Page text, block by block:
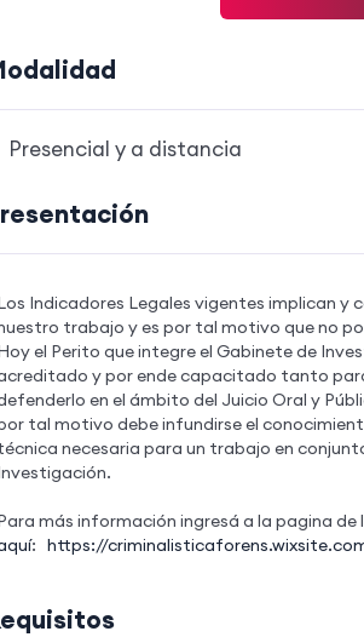
Presencial y a distancia
Indicadores Legales vigentes implican y
trabajo y es por tal motivo que no
el Perito que integre el Gabinete de
y por ende capacitado tanto
en el ámbito del Juicio Oral y
tal motivo debe infundirse el
necesaria para un trabajo en
más información ingresá a la pagina
: https://